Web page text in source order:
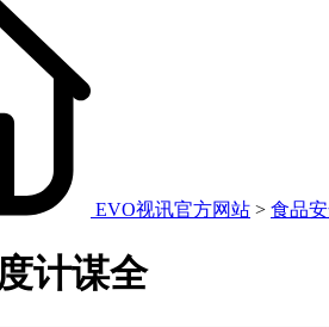
EVO视讯官方网站 > 食品
计谋全